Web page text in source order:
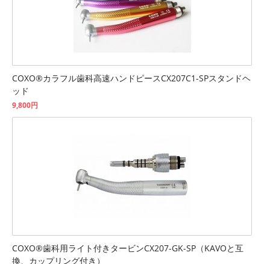
COXO®カラフル歯科高速ハンドピースCX207C1-SPスタンドヘ
ッド
9,800円
COXO®歯科用ライト付きタービンCX207-GK-SP（KAVOと互
換、カップリング付き）